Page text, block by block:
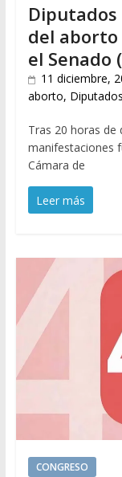
del aborto
el Senado
11 diciembre,
aborto, Diputados
Tras 20 horas de
manifestaciones
Cámara de
Leer más
CONGRESO